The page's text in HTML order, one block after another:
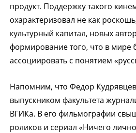
продукт. Поддержку такого
охарактеризовал не как
культурный капитал, новых
формирование того, что в мире
ассоциировать с понятием
Напомним, что Федор Кудрявцев
выпускником факультета
ВГИКа. В его фильмографии
роликов и сериал «Ничего